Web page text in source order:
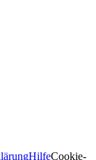
HilfeCookie-